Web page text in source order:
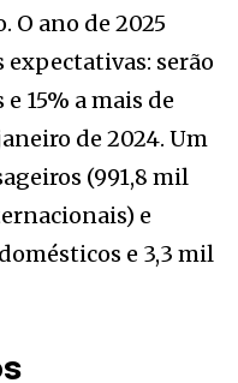
O ano de 2025
expectativas: serão
15% a mais de
de 2024. Um
(991,8 mil
e
e 3,3 mil